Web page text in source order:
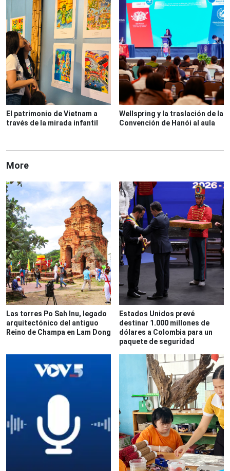
El patrimonio de Vietnam a
través de la mirada infantil
Wellspring y la traslación de la
Convención de Hanói al aula
More
Las torres Po Sah Inu, legado
arquitectónico del antiguo
Reino de Champa en Lam Dong
Estados Unidos prevé
destinar 1.000 millones de
dólares a Colombia para un
paquete de seguridad